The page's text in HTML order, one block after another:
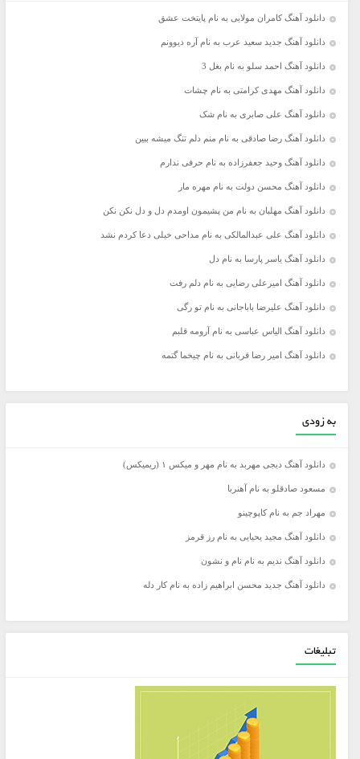
دانلود آهنگ کامران مولایی به نام پایتخت عشق
دانلود آهنگ جدید سعید عرب به نام آره دیوونم
دانلود آهنگ احمد سلو به نام بغل 3
دانلود آهنگ مهدی کرامتی به نام چشات
دانلود آهنگ علی صابری به نام شک
دانلود آهنگ رضا صادقی به نام منم دلم تنگ میشه ببین
دانلود آهنگ وحید جعفرزاده به نام حرفی ندارم
دانلود آهنگ محسن دولت به نام مهره مار
دانلود آهنگ مهلبان به نام من پشیمون اومدم دل و دل نکن نکن
دانلود آهنگ علی عبدالمالکی به نام مداحی خیلی دعا کردم نشد
دانلود آهنگ یاسر پارسا به نام دل
دانلود آهنگ امیرعلی رضایی به نام دلم رفت
دانلود آهنگ علیرضا باباجانی به نام تو رگی
دانلود آهنگ الیاس عباسی به نام آرومه قلبم
دانلود آهنگ امیر رضا قربانی به نام چیخما گتمه
به زودی
دانلود آهنگ دیجی مهربد به نام مهر و میکس ۱ (ریمیکس)
مسعود صادقلو به نام آهنربا
مهراد جم به نام کاپوچینو
دانلود آهنگ مجید یحیایی به نام رز قرمز
دانلود آهنگ ندیم به نام نام و نشون
دانلود آهنگ جدید محسن ابراهیم زاده به نام کار دله
تبلیغات